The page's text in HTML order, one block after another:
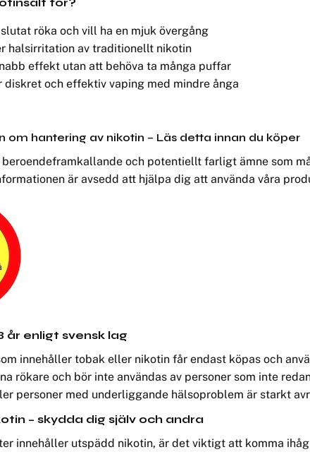
röka och vill ha en mjuk övergång
halsirritation av traditionellt nikotin
effekt utan att behöva ta många puffar
diskret och effektiv vaping med mindre ånga
om hantering av nikotin – Läs detta innan du köper
och potentiellt farligt ämne som
är avsedd att hjälpa dig att använda våra
år enligt svensk lag
innehåller tobak eller nikotin får endast köpas och
rökare och bör inte användas av personer som inte
personer med underliggande hälsoproblem är starkt
– skydda dig själv och andra
innehåller utspädd nikotin, är det viktigt att komma